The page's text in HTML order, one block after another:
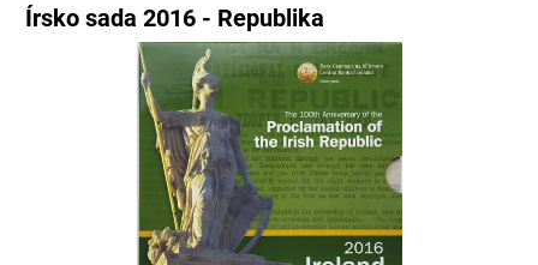
Írsko sada 2016 - Republika